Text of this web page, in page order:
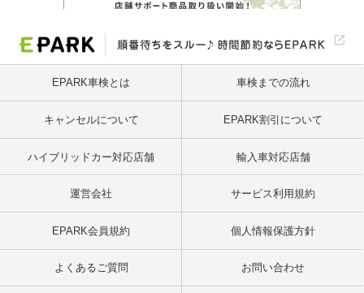
EPARK車検とは 車検までの流れ
キャンセルについて EPARK割引について
ハイブリッドカー対応店舗 輸入車対応店舗
運営会社 サービス利用規約
EPARK会員規約 個人情報保護方針
よくあるご質問 お問い合わせ